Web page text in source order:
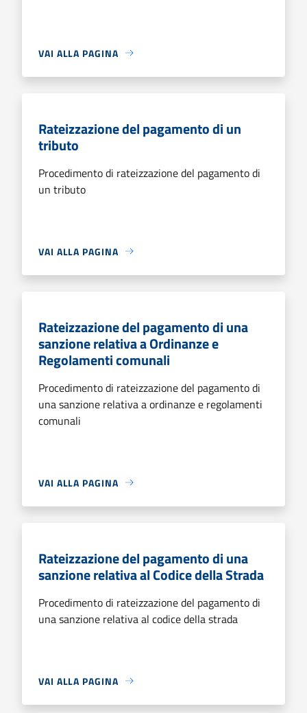
VAI ALLA PAGINA
Rateizzazione del pagamento di un
tributo
Procedimento di rateizzazione del pagamento di
un tributo
VAI ALLA PAGINA
Rateizzazione del pagamento di una
sanzione relativa a Ordinanze e
Regolamenti comunali
Procedimento di rateizzazione del pagamento di
una sanzione relativa a ordinanze e regolamenti
comunali
VAI ALLA PAGINA
Rateizzazione del pagamento di una
sanzione relativa al Codice della Strada
Procedimento di rateizzazione del pagamento di
una sanzione relativa al codice della strada
VAI ALLA PAGINA